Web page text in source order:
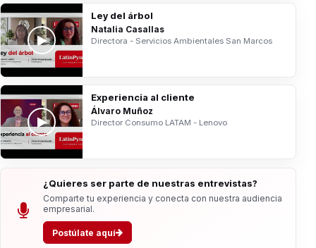
Ley del árbol
Natalia Casallas
Directora - Servicios Ambientales San Marcos
Experiencia al cliente
Álvaro Muñoz
Director Consumo LATAM - Lenovo
¿Quieres ser parte de nuestras entrevistas?
Comparte tu experiencia y conecta con nuestra audiencia
empresarial.
Postúlate aquí